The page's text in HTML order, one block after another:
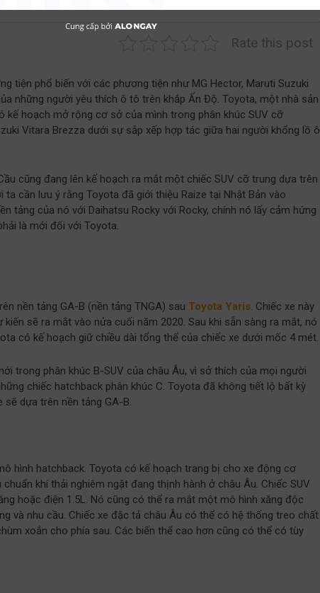
Rate this post
tiện phổ biến với các phương tiện như MG Hector, Maruti Suzuki
những người yêu thích ô tô trên khắp Ấn Độ. Toyota, một nhà sản
kế hoạch mở rộng cơ sở của mình trong phân khúc SUV cỡ
Vitara Brezza dưới sự sắp xếp hợp tác giữa hai người khổng lồ ô
cũng đang lên kế hoạch ra mắt một chiếc SUV cỡ trung dựa trên
ta cần lưu ý rằng Toyota đã giới thiệu Raize tại Nhật Bản vào
tảng của nó với Daihatsu Rocky với Rocky, chính nó lấy cảm hứng
là mới đối với Toyota.
nền tảng GA-B (nền tảng TNGA) sau Toyota Yaris. Chiếc xe này
​​sẽ ra mắt vào nửa cuối năm 2020. Sau khi sẵn sàng ra mắt, nó
có kế hoạch giữ chiều dài tổng thể của chiếc xe dưới mốc 4 mét.
trong phân khúc B-SUV của châu Âu, vì sở thích của mọi người
chiếc hatchback phân khúc C. Toyota đã không tiết lộ bất kỳ
dựa trên nền tảng GA-B.
hình hatchback. Toyota có kế hoạch trang bị cho xe động cơ
khí thải nghiêm ngặt đang thịnh hành ở châu Âu. Chiếc SUV
hoặc điện 1.5L. Nó cũng có thể ra mắt một mô hình xăng độc
và nhu cầu. Chiếc xe đặc tả châu Âu có thể có hệ thống treo chất
xoắn cho phía sau. Các biến thể cao hơn cũng có thể có tùy